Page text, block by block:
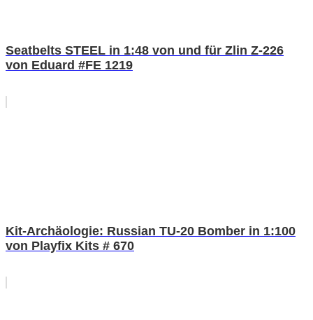
Seatbelts STEEL in 1:48 von und für Zlin Z-226
von Eduard #FE 1219
Kit-Archäologie: Russian TU-20 Bomber in 1:100
von Playfix Kits # 670